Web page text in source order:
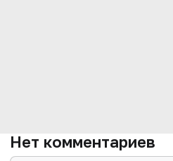
Нет комментариев